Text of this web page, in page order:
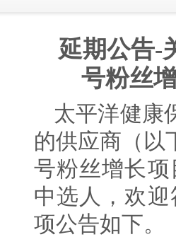
延期公告-
号粉丝
太平洋健康
的供应商（以
号粉丝增长
中选人，欢
项公告如下。